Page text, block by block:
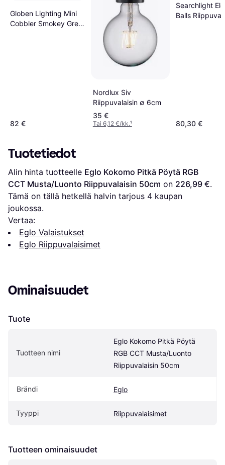
Globen Lighting Mini
Cobbler Smokey Grey
82 €
Nordlux Siv
Riippuvalaisin ∅ 6cm
35 €
Tai 6,12 €/kk.¹
Searchlight
Balls
80,30 €
Tuotetiedot
Alin hinta tuotteelle Eglo Kokomo Pitkä Pöytä RGB
CCT Musta/Luonto Riippuvalaisin 50cm on 226,99 €.
Tämä on tällä hetkellä halvin tarjous 4 kaupan
joukossa.
Vertaa:
Eglo Valaistukset
Eglo Riippuvalaisimet
Ominaisuudet
Tuote
Tuotteen nimi
Eglo Kokomo Pitkä Pöytä
RGB CCT Musta/Luonto
Riippuvalaisin 50cm
Brändi Eglo
Tyyppi Riippuvalaisimet
Tuotteen ominaisuudet